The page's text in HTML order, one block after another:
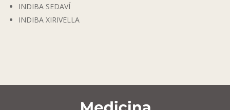
INDIBA SEDAVÍ
INDIBA XIRIVELLA